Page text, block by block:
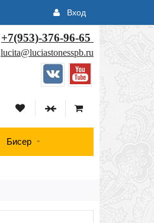
Вход
+7(953)-376-96-65
lucita@luciastonesspb.ru
Бисер